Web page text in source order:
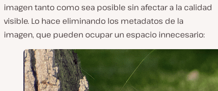
imagen tanto como sea posible sin afectar a la calidad
visible. Lo hace eliminando los metadatos de la
imagen, que pueden ocupar un espacio innecesario: